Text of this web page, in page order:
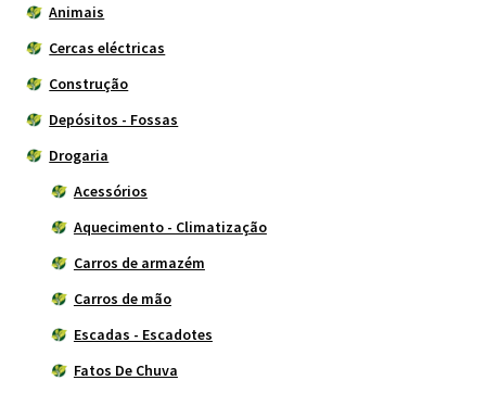
Animais
Cercas eléctricas
Construção
Depósitos - Fossas
Drogaria
Acessórios
Aquecimento - Climatização
Carros de armazém
Carros de mão
Escadas - Escadotes
Fatos De Chuva